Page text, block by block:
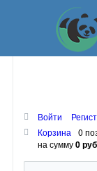
Войти
Корзина
0
на сумму0 руб